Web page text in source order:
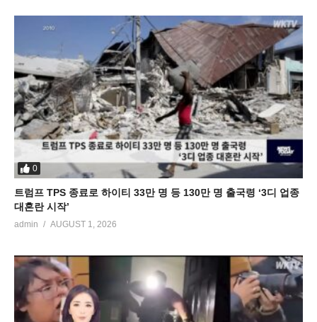
0
트럼프 TPS 종료로 하이티 33만 명 등 130만 명 출국령 ‘3디 업종
대혼란 시작’
admin AUGUST 1, 2026